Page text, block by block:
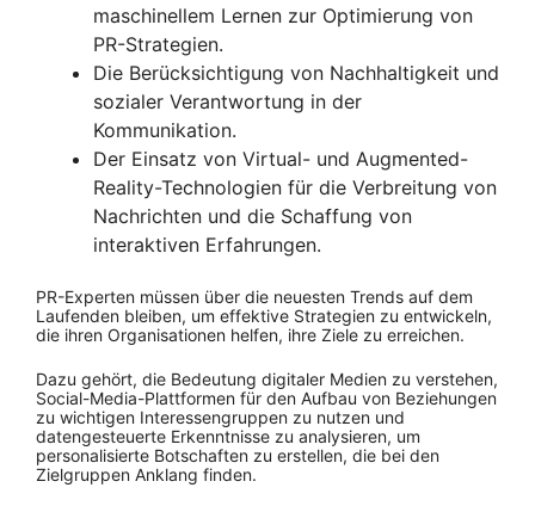
maschinellem Lernen zur Optimierung von
PR-Strategien.
Die Berücksichtigung von Nachhaltigkeit und
sozialer Verantwortung in der
Kommunikation.
Der Einsatz von Virtual- und Augmented-
Reality-Technologien für die Verbreitung von
Nachrichten und die Schaffung von
interaktiven Erfahrungen.
PR-Experten müssen über die neuesten Trends auf dem
Laufenden bleiben, um effektive Strategien zu entwickeln,
die ihren Organisationen helfen, ihre Ziele zu erreichen.
Dazu gehört, die Bedeutung digitaler Medien zu verstehen,
Social-Media-Plattformen für den Aufbau von Beziehungen
zu wichtigen Interessengruppen zu nutzen und
datengesteuerte Erkenntnisse zu analysieren, um
personalisierte Botschaften zu erstellen, die bei den
Zielgruppen Anklang finden.